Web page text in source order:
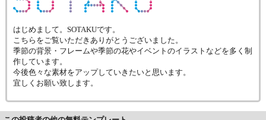
はじめまして。SOTAKUです。
こちらをご覧いただきありがとうございました。
季節の背景・フレームや季節の花やイベントのイラストなどを多く制
作しています。
今後色々な素材をアップしていきたいと思います。
宜しくお願い致します。